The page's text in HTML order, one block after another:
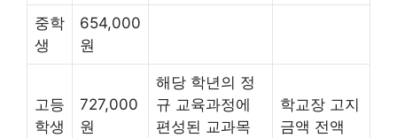
중학
생
654,000
원
고등
학생
727,000
원
해당 학년의 정
규 교육과정에
편성된 교과목
학교장 고지
금액 전액